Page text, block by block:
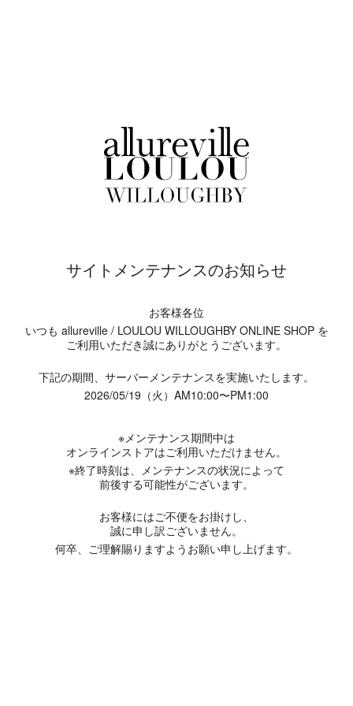
サイトメンテナンスのお知らせ
お客様各位
いつも allureville / LOULOU WILLOUGHBY ONLINE SHOP を
ご利用いただき誠にありがとうございます。
下記の期間、サーバーメンテナンスを実施いたします。
2026/05/19（火）AM10:00〜PM1:00
※メンテナンス期間中は
オンラインストアはご利用いただけません。
※終了時刻は、メンテナンスの状況によって
前後する可能性がございます。
お客様にはご不便をお掛けし、
誠に申し訳ございません。
何卒、ご理解賜りますようお願い申し上げます。